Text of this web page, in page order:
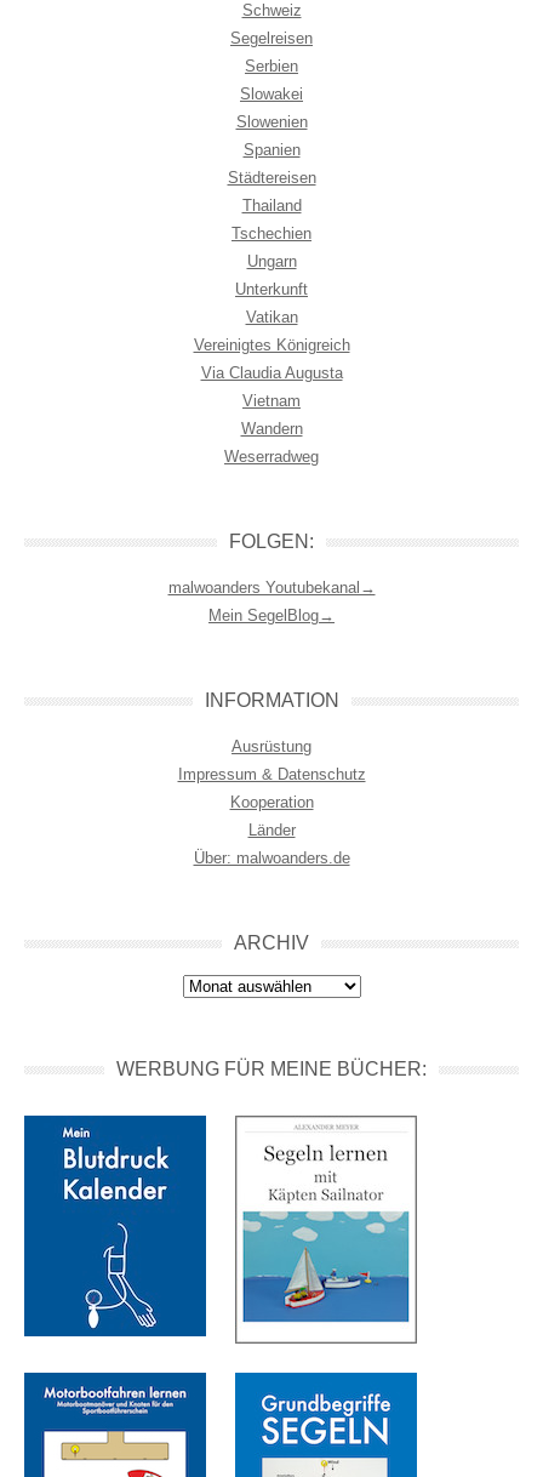
Schweiz
Segelreisen
Serbien
Slowakei
Slowenien
Spanien
Städtereisen
Thailand
Tschechien
Ungarn
Unterkunft
Vatikan
Vereinigtes Königreich
Via Claudia Augusta
Vietnam
Wandern
Weserradweg
FOLGEN:
malwoanders Youtubekanal→
Mein SegelBlog→
INFORMATION
Ausrüstung
Impressum & Datenschutz
Kooperation
Länder
Über: malwoanders.de
ARCHIV
Archiv
WERBUNG FÜR MEINE BÜCHER: